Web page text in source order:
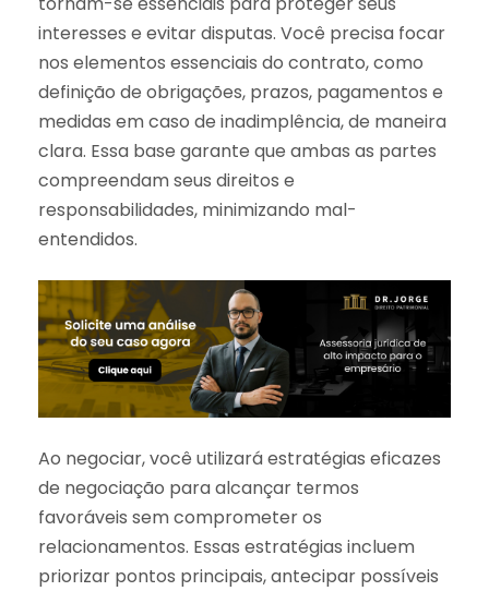
interesses e evitar disputas. Você precisa focar
nos elementos essenciais do contrato, como
definição de obrigações, prazos, pagamentos e
medidas em caso de inadimplência, de maneira
clara. Essa base garante que ambas as partes
compreendam seus direitos e
responsabilidades, minimizando mal-
entendidos.
Ao negociar, você utilizará estratégias eficazes
de negociação para alcançar termos
favoráveis sem comprometer os
relacionamentos. Essas estratégias incluem
priorizar pontos principais, antecipar possíveis